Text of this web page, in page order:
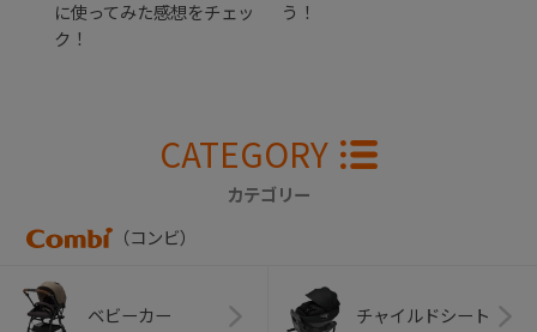
に使ってみた感想をチェッ
ク！
う！
CATEGORY
カテゴリー
（コンビ）
ベビーカー チャイルドシート